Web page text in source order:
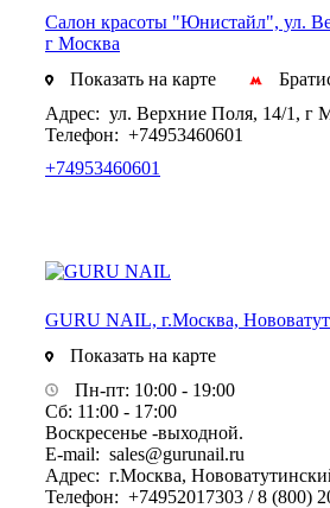
Cалон красоты "Юнистайл", ул.
г Москва
Показать на карте
Адрес: ул. Верхние Поля, 14/1, г
Телефон: +74953460601
+74953460601
GURU NAIL, г.Москва,
Показать на карте
Пн-пт: 10:00 - 19:00
Сб: 11:00 - 17:00
Воскресенье -выходной.
E-mail: sales@gurunail.ru
Адрес: г.Москва,
Телефон: +74952017303 / 8 (800)